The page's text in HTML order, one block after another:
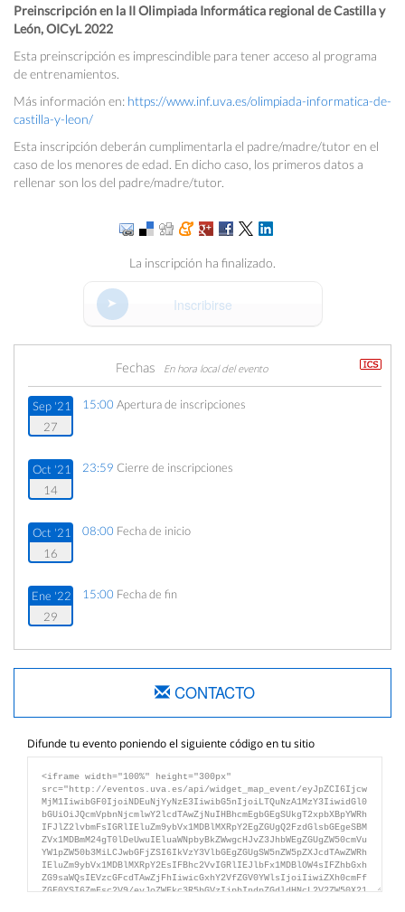
Preinscripción en la II Olimpiada Informática regional de Castilla y
León, OICyL 2022
Esta preinscripción es imprescindible para tener acceso al programa
de entrenamientos.
Más información en: https://www.inf.uva.es/olimpiada-informatica-de-
castilla-y-leon/
Esta inscripción deberán cumplimentarla el padre/madre/tutor en el
caso de los menores de edad. En dicho caso, los primeros datos a
rellenar son los del padre/madre/tutor.
La inscripción ha finalizado.
Inscribirse
Fechas En hora local del evento
Sep '21
27
15:00 Apertura de inscripciones
Oct '21
14
23:59 Cierre de inscripciones
Oct '21
16
08:00 Fecha de inicio
Ene '22
29
15:00 Fecha de fin
CONTACTO
Difunde tu evento poniendo el siguiente código en tu sitio